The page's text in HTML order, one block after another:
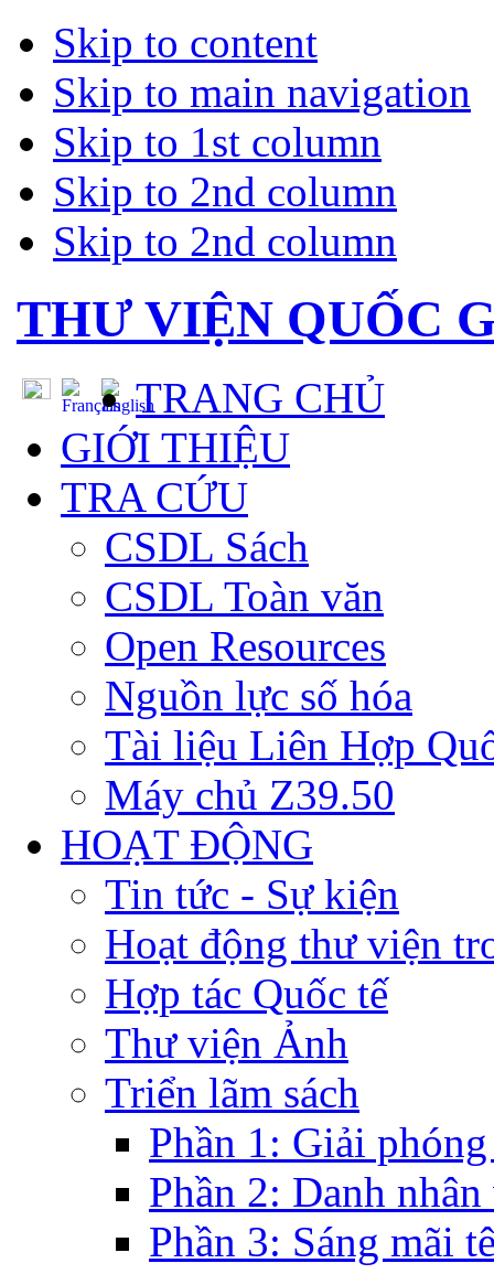
Skip to content
Skip to main navigation
Skip to 1st column
Skip to 2nd column
Skip to 2nd column
THƯ VIỆN QUỐC
TRANG CHỦ
GIỚI THIỆU
TRA CỨU
CSDL Sách
CSDL Toàn văn
Open Resources
Nguồn lực số hóa
Tài liệu Liên Hợp
Máy chủ Z39.50
HOẠT ĐỘNG
Tin tức - Sự kiện
Hoạt động thư viện
Hợp tác Quốc tế
Thư viện Ảnh
Triển lãm sách
Phần 1: Giải
Phần 2: Danh nhân
Phần 3: Sáng mãi